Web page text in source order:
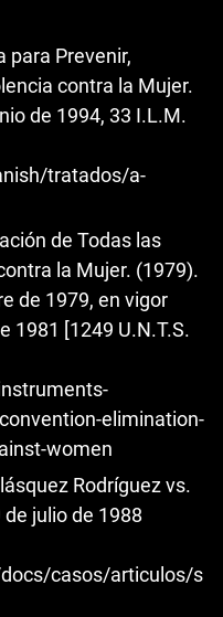
para Prevenir,
contra la Mujer.
de 1994, 33 I.L.M.
tratados/a-
de Todas las
la Mujer. (1979).
de 1979, en vigor
1981 [1249 U.N.T.S.
elimination-
women
Rodríguez vs.
julio de 1988
casos/articulos/s